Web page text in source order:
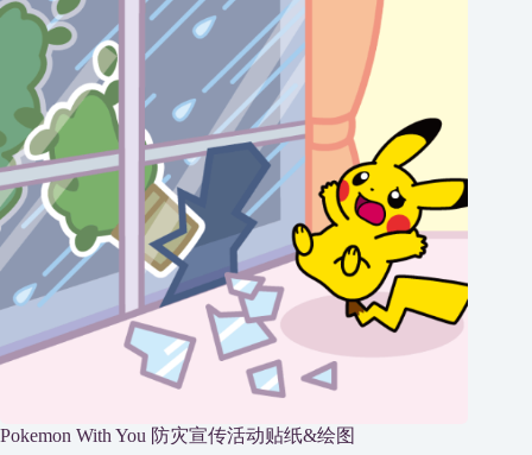
Pokemon With You 防灾宣传活动贴纸&绘图